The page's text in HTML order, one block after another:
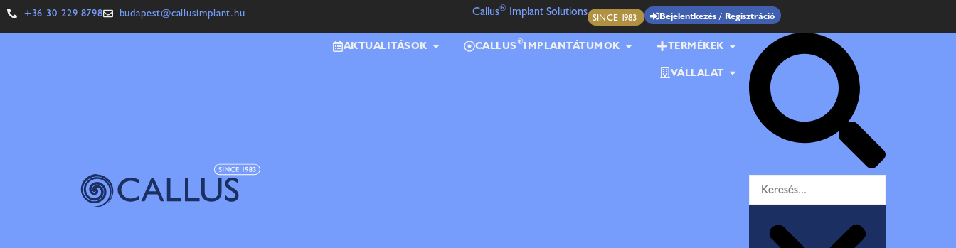
+36 30 229 8798 budapest@callusimplant.hu Callus®Implant Solutions SINCE 1983 Bejelentkezés / Regisztráció
AKTUALITÁSOK CALLUS®IMPLANTÁTUMOK
TERMÉKEK
VÁLLALAT